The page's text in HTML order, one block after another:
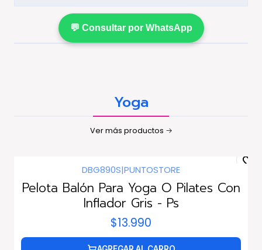
💬 Consultar por WhatsApp
Yoga
Ver más productos
DBG890S|PUNTOSTORE
Pelota Balón Para Yoga O Pilates Con
Inflador Gris - Ps
$13.990